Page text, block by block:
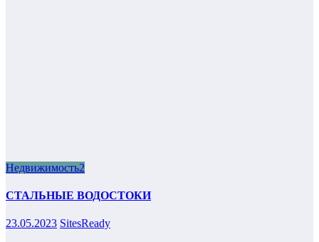
Недвижимость2
СТАЛЬНЫЕ ВОДОСТОКИ
23.05.2023 SitesReady